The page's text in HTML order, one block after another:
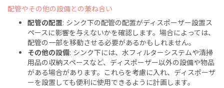
配管やその他の設備との兼ね合い
配管の配置: シンク下の配管の配置がディスポーザー設置ス
ペースに影響を与えないかを確認します。場合によっては、
配管の一部を移動させる必要があるかもしれません。
その他の設備: シンク下には、水フィルターシステムや清掃
用品の収納スペースなど、ディスポーザー以外の設備や物品
がある場合があります。これらを考慮に入れ、ディスポーザ
ーを設置しても便利に使用できるように計画します。